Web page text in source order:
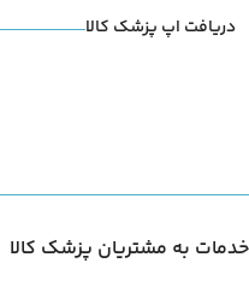
دریافت اپ پزشک کالا
خدمات به مشتریان پزشک کالا